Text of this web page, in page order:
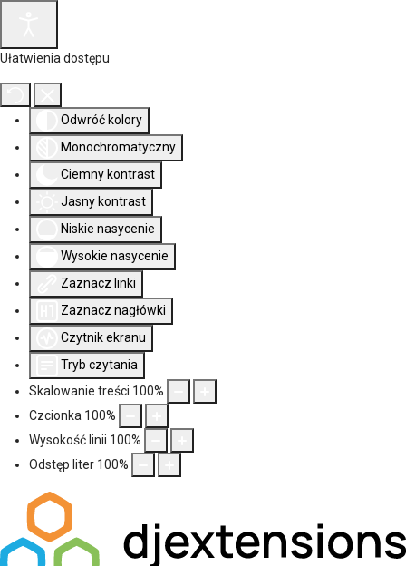
Ułatwienia dostępu
Odwróć kolory
Monochromatyczny
Ciemny kontrast
Jasny kontrast
Niskie nasycenie
Wysokie nasycenie
Zaznacz linki
Zaznacz nagłówki
Czytnik ekranu
Tryb czytania
Skalowanie treści 100%
Czcionka 100%
Wysokość linii 100%
Odstęp liter 100%